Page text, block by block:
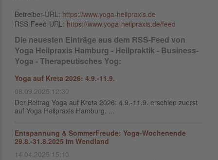
Betreiber-URL: https://www.yoga-heilpraxis.de
RSS-Feed-URL: https://www.yoga-heilpraxis.de/feed
Die neuesten Einträge aus dem RSS-Feed von
Yoga Heilpraxis Hamburg - Heilpraktik - Business-
Yoga - Therapeutisches Yog:
Yoga auf Kreta 2026: 4.9.-11.9.
08.09.2025 12:30
Der Beitrag Yoga auf Kreta 2026: 4.9.-11.9. erschien zuerst
auf Yoga Heilpraxis Hamburg. ...
Entspannung & SommerFreude: Yoga-Wochenende
29.8.-31.8.2025 im Wendland
14.04.2025 15:10